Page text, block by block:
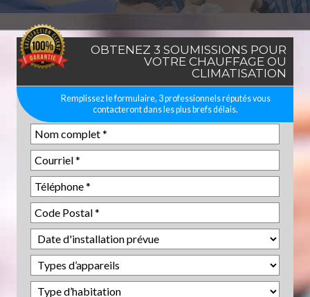
OBTENEZ 3 SOUMISSIONS POUR
VOTRE CHAUFFAGE OU
CLIMATISATION
Remplissez le formulaire, 3 professionnels réputés vous
contacteront dans les plus brefs délais.
Code
postal